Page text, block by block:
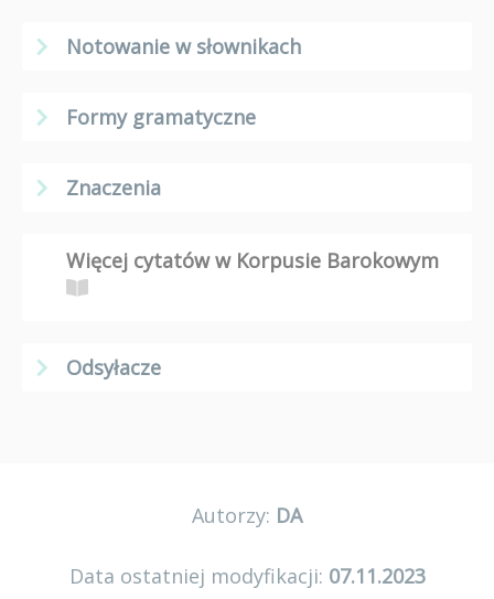
Notowanie w słownikach
Formy gramatyczne
Znaczenia
Więcej cytatów w Korpusie Barokowym
Odsyłacze
Autorzy: DA
Data ostatniej modyfikacji: 07.11.2023